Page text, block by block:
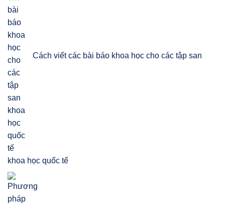
Cách viết các bài báo khoa học cho các tập san
khoa học quốc tế